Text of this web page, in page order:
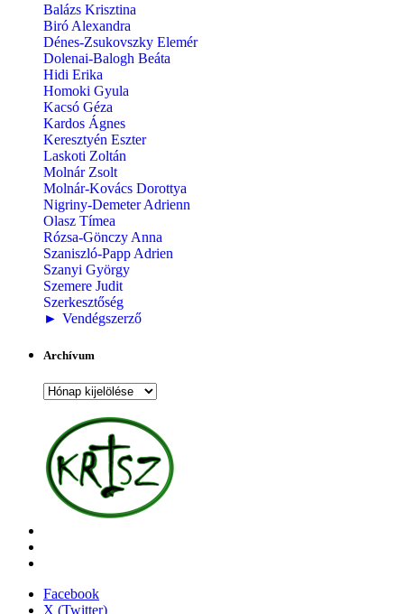
Balázs Krisztina
Biró Alexandra
Dénes-Zsukovszky Elemér
Dolenai-Balogh Beáta
Hidi Erika
Homoki Gyula
Kacsó Géza
Kardos Ágnes
Keresztyén Eszter
Laskoti Zoltán
Molnár Zsolt
Molnár-Kovács Dorottya
Nigriny-Demeter Adrienn
Olasz Tímea
Rózsa-Gönczy Anna
Szaniszló-Papp Adrien
Szanyi György
Szemere Judit
Szerkesztőség
► Vendégszerző
Archívum
Archívum
Facebook
X (Twitter)